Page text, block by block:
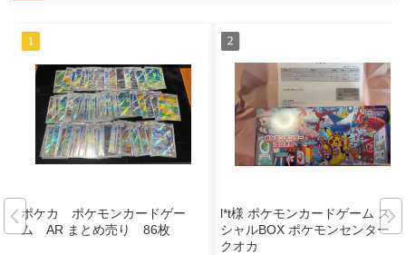
ポケカ ポケモンカードゲー
ム AR まとめ売り 86枚
l*t様 ポケモンカードゲーム スペ
シャルBOX ポケモンセンターフ
クオカ